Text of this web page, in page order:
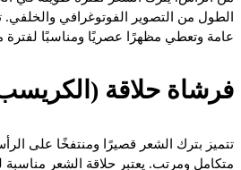
الطول من التصوير الفوتوغرافي والخلفي.
عامة وتعطي مظهرًا عصريًا ومناسبًا لفترة
فرشاة حلاقة
تتميز بترك الشعر قصيرًا ومنتفخًا على
متكامل ومرتب. يعتبر حلاقة الشعر مناسبة